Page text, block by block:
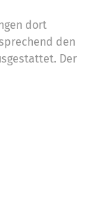
dort
den
Der